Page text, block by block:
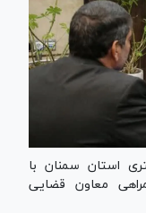
استان سمنان با
شنبه ۱۸ دی با همراهی معاون قضایی